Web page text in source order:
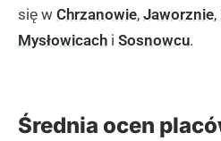
się w Chrzanowie, Jaworznie,
Mysłowicach i Sosnowcu.
Średnia ocen